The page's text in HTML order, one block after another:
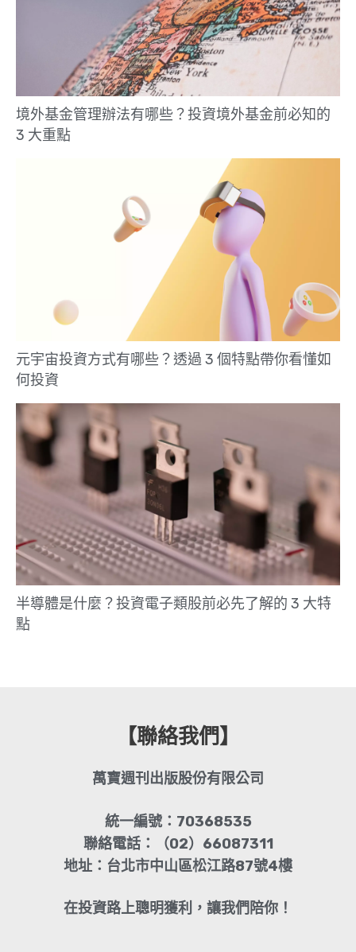
境外基金管理辦法有哪些？投資境外基金前必知的
3 大重點
元宇宙投資方式有哪些？透過 3 個特點帶你看懂如
何投資
半導體是什麼？投資電子類股前必先了解的 3 大特
點
【聯絡我們】
萬寶週刊出版股份有限公司
統一編號：70368535
聯絡電話：（02）66087311
地址：台北市中山區松江路87號4樓
在投資路上聰明獲利，讓我們陪你！